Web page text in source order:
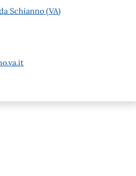
Schianno (VA)